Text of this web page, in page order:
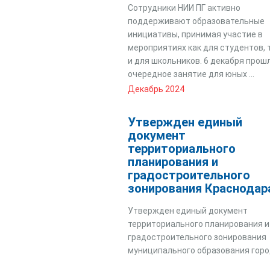
Сотрудники НИИ ПГ активно
поддерживают образовательные
инициативы, принимая участие в
мероприятиях как для студентов,
и для школьников. 6 декабря
очередное занятие для юных ...
Декабрь 2024
Утвержден единый
документ
территориального
планирования и
градостроительного
зонирования
Утвержден единый документ
территориального планирования и
градостроительного зонирования
муниципального образования